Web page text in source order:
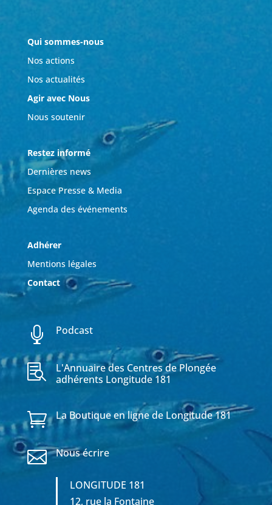
Qui sommes-nous
Nos actions
Nos actualités
Agir avec Nous
Nous soutenir
Restez informé
Dernières news
Espace Presse & Media
Agenda des événements
Adhérer
Mentions légales
Contact
 Podcast

L'Annuaire des Centres de Plongée
adhérents Longitude 181
 La Boutique en ligne de Longitude 181
 Nous écrire
LONGITUDE 181
12, rue la Fontaine